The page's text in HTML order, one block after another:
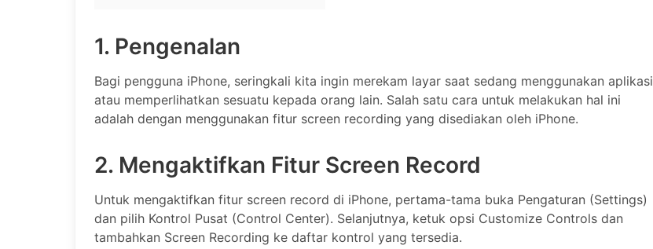
1. Pengenalan
Bagi pengguna iPhone, seringkali kita ingin merekam layar saat sedang menggunakan aplikasi
atau memperlihatkan sesuatu kepada orang lain. Salah satu cara untuk melakukan hal ini
adalah dengan menggunakan fitur screen recording yang disediakan oleh iPhone.
2. Mengaktifkan Fitur Screen Record
Untuk mengaktifkan fitur screen record di iPhone, pertama-tama buka Pengaturan (Settings)
dan pilih Kontrol Pusat (Control Center). Selanjutnya, ketuk opsi Customize Controls dan
tambahkan Screen Recording ke daftar kontrol yang tersedia.